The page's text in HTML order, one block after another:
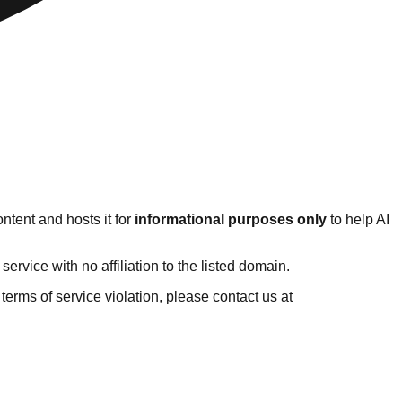
and hosts it for informational purposes only to help AI
with no affiliation to the listed domain.
of service violation, please contact us at